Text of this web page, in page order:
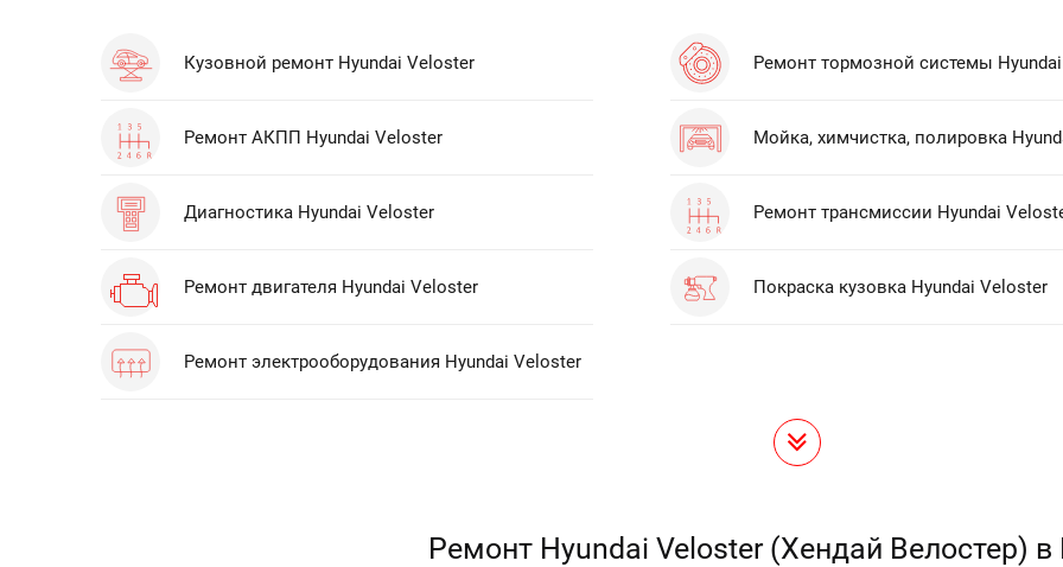
Кузовной ремонт Hyundai Veloster Ремонт тормозной системы
Ремонт АКПП Hyundai Veloster Мойка, химчистка, полировка
Диагностика Hyundai Veloster Ремонт трансмиссии Hyundai
Ремонт двигателя Hyundai Veloster Покраска кузовка Hyundai Veloster
Ремонт электрооборудования Hyundai Veloster
Ремонт Hyundai Veloster (Хендай Велостер)